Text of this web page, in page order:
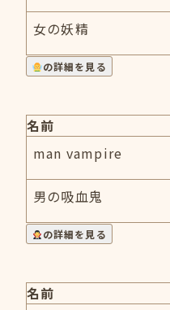
女の妖精
の詳細を見る
名前
man vampire
男の吸血鬼
の詳細を見る
名前